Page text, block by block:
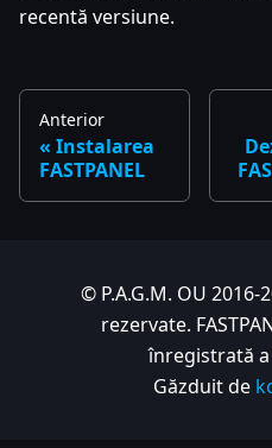
recentă versiune.
Anterior
Instalarea
FASTPANEL
© P.A.G.M. OU
rezervate.
înregistrată a
Găzduit de